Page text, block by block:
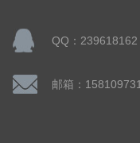
QQ：239618162